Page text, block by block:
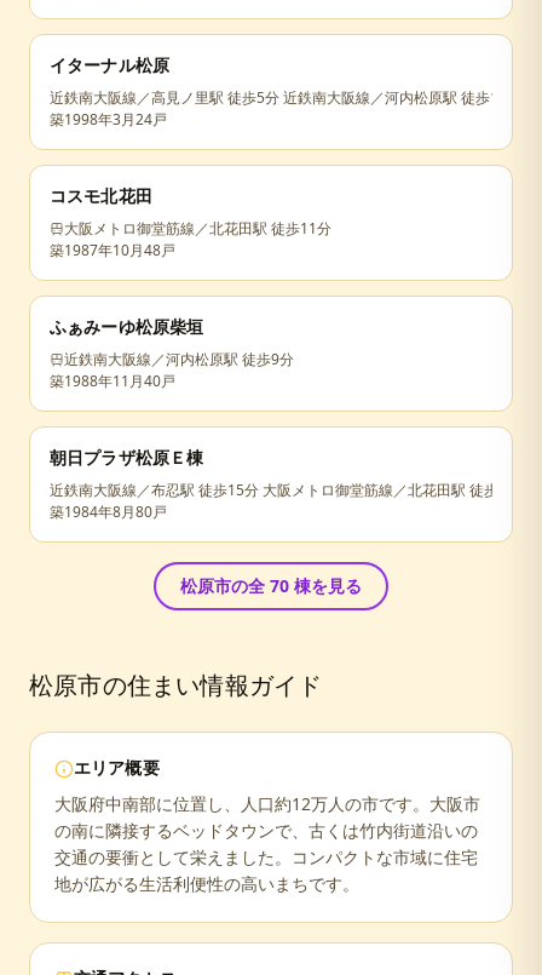
イターナル松原
近鉄南大阪線／高見ノ里駅 徒歩5分 近鉄南大阪線／河内松原駅 徒歩10分
築1998年3月24戸
コスモ北花田
大阪メトロ御堂筋線／北花田駅 徒歩11分
築1987年10月48戸
ふぁみーゆ松原柴垣
近鉄南大阪線／河内松原駅 徒歩9分
築1988年11月40戸
朝日プラザ松原Ｅ棟
近鉄南大阪線／布忍駅 徒歩15分 大阪メトロ御堂筋線／北花田駅 徒歩17分
築1984年8月80戸
松原市の全 70 棟を見る
松原市の住まい情報ガイド
エリア概要
大阪府中南部に位置し、人口約12万人の市です。大阪市
の南に隣接するベッドタウンで、古くは竹内街道沿いの
交通の要衝として栄えました。コンパクトな市域に住宅
地が広がる生活利便性の高いまちです。